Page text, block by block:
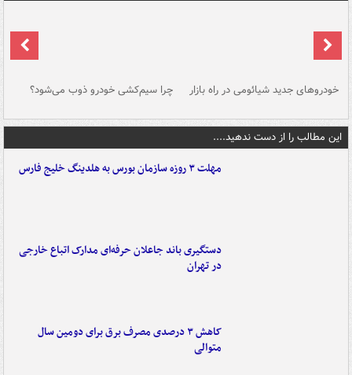
خودروهای جدید شیائومی در راه بازار چرا سیم‌کشی خودرو ذوب می‌شود؟
این مطالب را از دست ندهید....
مهلت ۳ روزه سازمان بورس به هلدینگ خلیج فارس
دستگیری باند جاعلان حرفه‌ای مدارک اتباع خارجی
در تهران
کاهش ۳ درصدی مصرف برق برای دومین سال
متوالی